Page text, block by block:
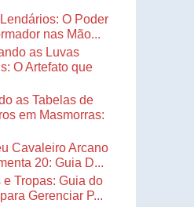
O Poder
nas Mão...
as Luvas
O Artefato que
as Tabelas de
em Masmorras:
Cavaleiro Arcano
20: Guia D...
e Tropas: Guia do
Gerenciar P...